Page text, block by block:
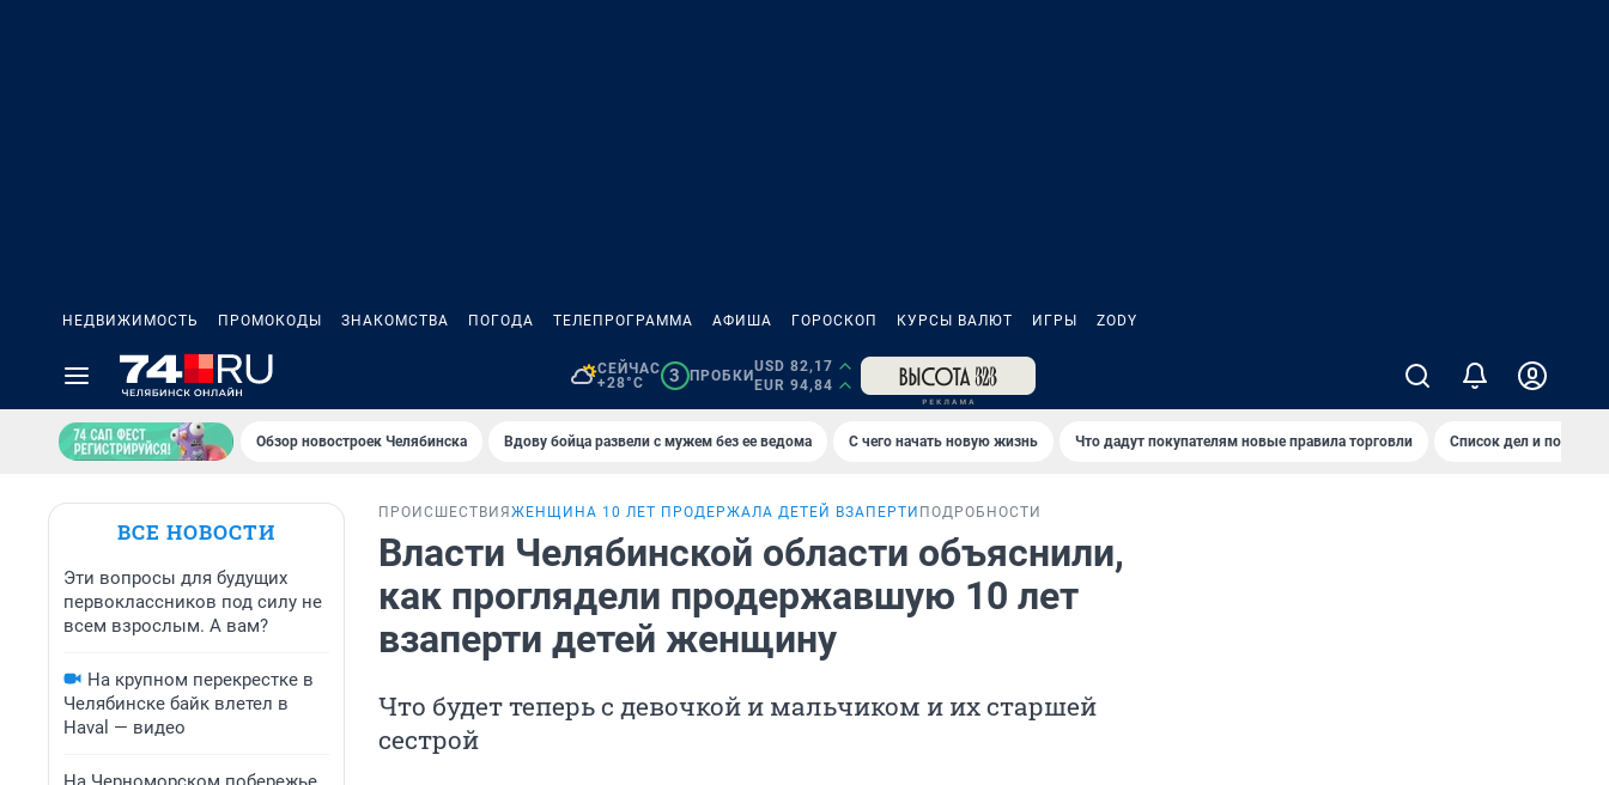
НЕДВИЖИМОСТЬ ПРОМОКОДЫ ЗНАКОМСТВА ПОГОДА ТЕЛЕПРОГРАММА АФИША ГОРОСКОП КУРСЫ ВАЛЮТ ИГРЫ ZODY
СЕЙЧАС
+28°C
3 ПРОБКИ
USD 82,17
EUR 94,84
Обзор новостроек Челябинска Вдову бойца развели с мужем без ее ведома С чего начать новую жизнь Что дадут покупателям новые правила торговли Список дел и покупок
ВСЕ НОВОСТИ
Эти вопросы для будущих
первоклассников под силу не
всем взрослым. А вам?
На крупном перекрестке в
Челябинске байк влетел в
Haval — видео
ПРОИСШЕСТВИЯ ЖЕНЩИНА 10 ЛЕТ ПРОДЕРЖАЛА ДЕТЕЙ ВЗАПЕРТИ ПОДРОБНОСТИ
Власти Челябинской области объяснили,
как проглядели продержавшую 10 лет
взаперти детей женщину
Что будет теперь с девочкой и мальчиком и их старшей
сестрой